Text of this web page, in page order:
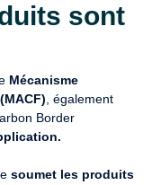
sont
Mécanisme
, également
Border
soumet les produits